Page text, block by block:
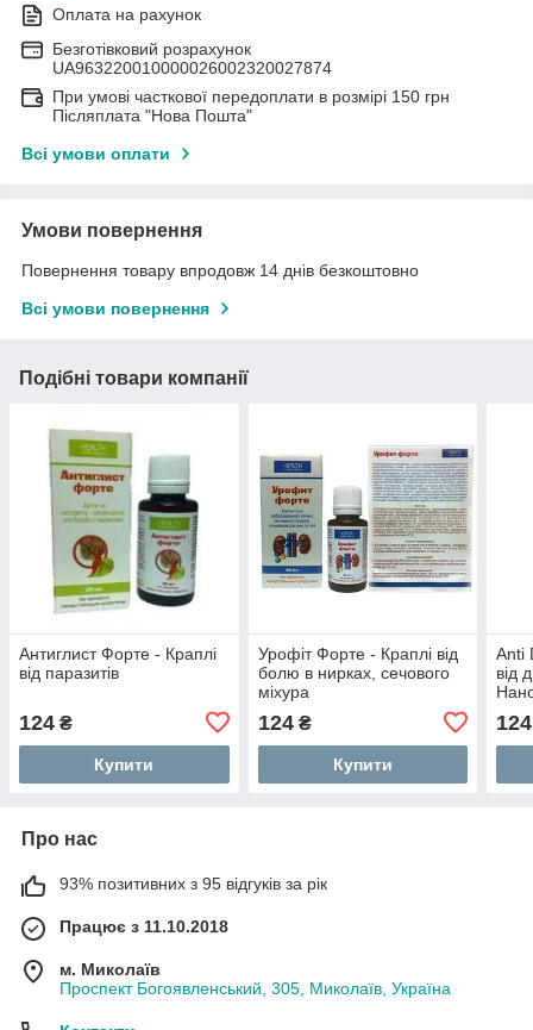
Оплата на рахунок
Безготівковий розрахунок
UA963220010000026002320027874
При умові часткової передоплати в розмірі 150 грн
Післяплата "Нова Пошта"
Всі умови оплати
Умови повернення
Повернення товару впродовж 14 днів безкоштовно
Всі умови повернення
Подібні товари компанії
Антиглист Форте - Краплі
від паразитів
124 ₴
Купити
Урофіт Форте - Краплі від
болю в нирках, сечового
міхура
124₴
Купити
Anti
від
124
Про нас
93% позитивних з 95 відгуків за рік
Працює з 11.10.2018
м. Миколаїв
Проспект Богоявленський, 305, Миколаїв, Україна